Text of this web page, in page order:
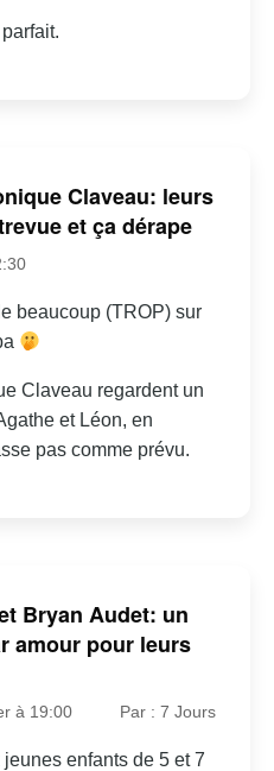
Claveau: leurs
et ça dérape
beaucoup (TROP) sur
Claveau regardent un
et Léon, en
pas comme prévu.
Bryan Audet: un
amour pour leurs
à 19:00 Par : 7 Jours
jeunes enfants de 5 et 7